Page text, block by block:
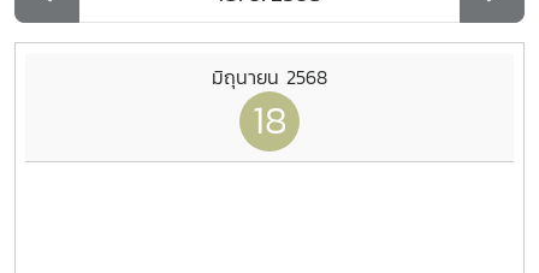
มิถุนายน 2568
18